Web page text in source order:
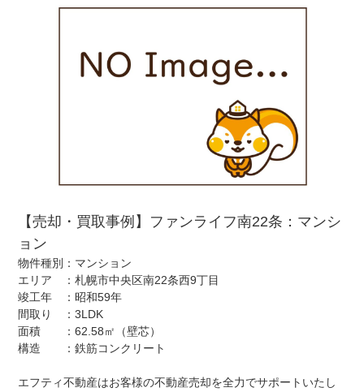
【売却・買取事例】ファンライフ南22条：マンシ
ョン
物件種別：マンション
エリア ：札幌市中央区南22条西9丁目
竣工年 ：昭和59年
間取り ：3LDK
面積 ：62.58㎡（壁芯）
構造 ：鉄筋コンクリート
エフティ不動産はお客様の不動産売却を全力でサポートいたし